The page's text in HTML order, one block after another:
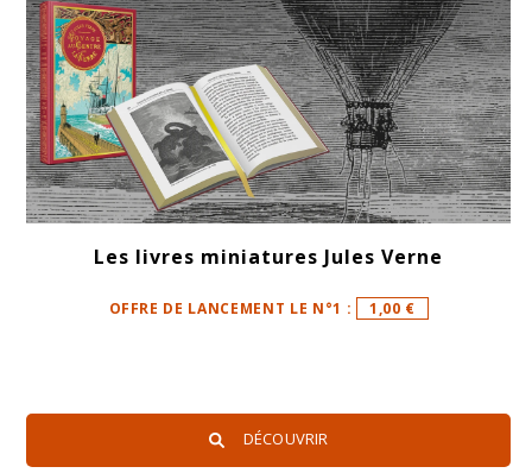
Les livres miniatures Jules Verne
OFFRE DE LANCEMENT LE N°1 : 1,00 €
DÉCOUVRIR